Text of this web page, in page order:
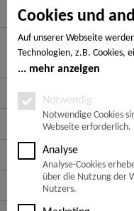
Cookies und
Auf unserer Webseite
Technologien, z.B. Cookies,
Ihrem Endgerät gespeichert
Notwendige Cookies,
notwendigen Cookies
sind, um den von Ihnen
Cookies werden nur auf
gesetzt. Die Einwilligung ist
noch nicht vollendet
Sorgeberechtigten. Sie
für die Zukunft widerrufen.
mehr anzeigen
Notwendig
Notwendige Cookies
Webseite erforderlich.
Analyse
Analyse-Cookies
über die Nutzung der
Nutzers.
Hier finden Sie uns
Service Hotline
Service
Informationen
Zahlungsarten